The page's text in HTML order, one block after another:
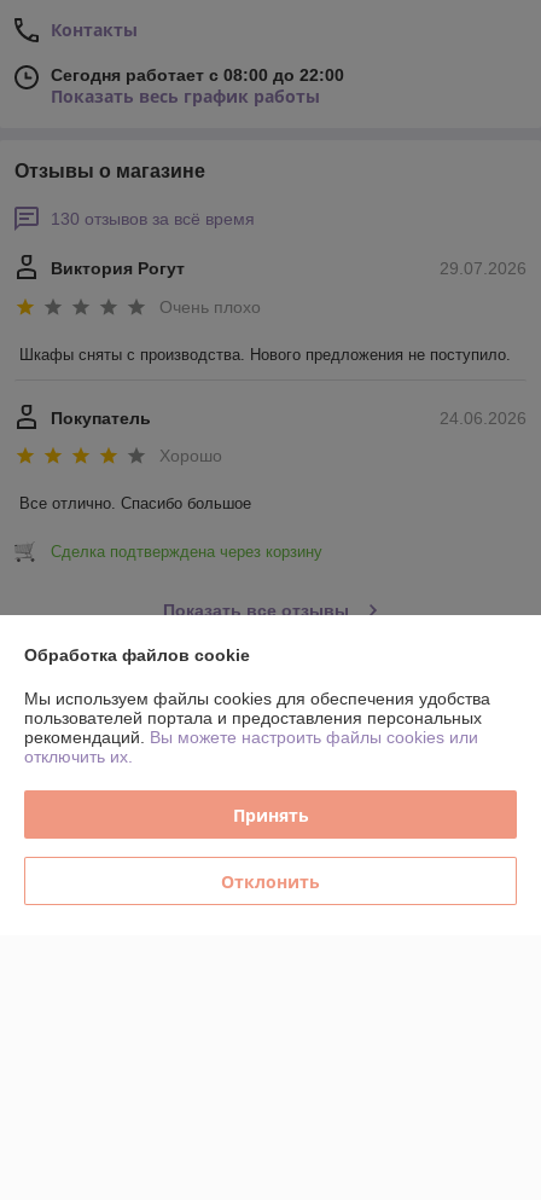
Контакты
Сегодня работает с 08:00 до 22:00
Показать весь график работы
Отзывы о магазине
130 отзывов за всё время
29.07.2026
Виктория Рогут
Очень плохо
Шкафы сняты с производства. Нового предложения не поступило.
24.06.2026
Покупатель
Хорошо
Все отлично. Спасибо большое
Сделка подтверждена через корзину
Показать все отзывы
О нас
Контакты
График работы
Обработка файлов cookie
Мы используем файлы cookies для обеспечения удобства
пользователей портала и предоставления персональных
рекомендаций. Вы можете настроить файлы cookies или
отключить их.
Принять
Отклонить